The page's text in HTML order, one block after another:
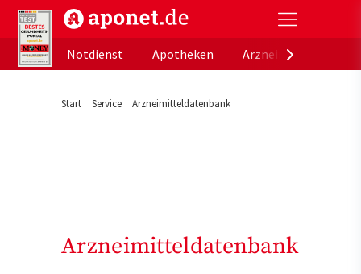
aponet.de - Das offizielle Gesundheitsportal der
Notdienst
Apotheken
Start Service Arzneimitteldatenbank
Arzneimitteldatenbank